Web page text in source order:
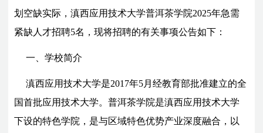
划空缺实际，滇西应用技术大学普洱茶学院2025年急需
紧缺人才招聘5名，现将招聘的有关事项公告如下：
一、学校简介
滇西应用技术大学是2017年5月经教育部批准建立的全
国首批应用技术大学。普洱茶学院是滇西应用技术大学
下设的特色学院，是与区域特色优势产业深度融合，以